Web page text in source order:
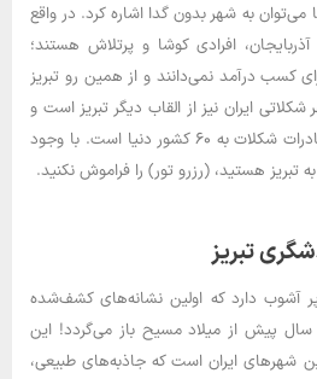
به شهر بدون گدا اشاره کرد. در واقع
افرادی کوشا و پرتلاش هستند؛
کسب درآمد نمی‌دانند و از همین رو تبریز
ایران نیز از القاب دیگر تبریز است و
علت این نام‌گذاری به دلیل صادرات شکلات به ۶۰ کشور دنیا است. با وجود
تبریز هستید، (رزرو تور) را فراموش نکنید.
تبریز
آشوب دارد که اولین نشانه‌های کشف‌شده
تمدن باستانی در آن به ۱۵۰۰ سال پیش از میلاد مسیح باز می‌گردد! این
شهرهای ایران است که جاذبه‌های طبیعی،